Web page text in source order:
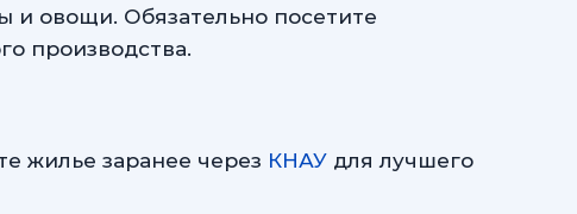
овощи. Обязательно посетите
производства.
жилье заранее через КНАУ для лучшего